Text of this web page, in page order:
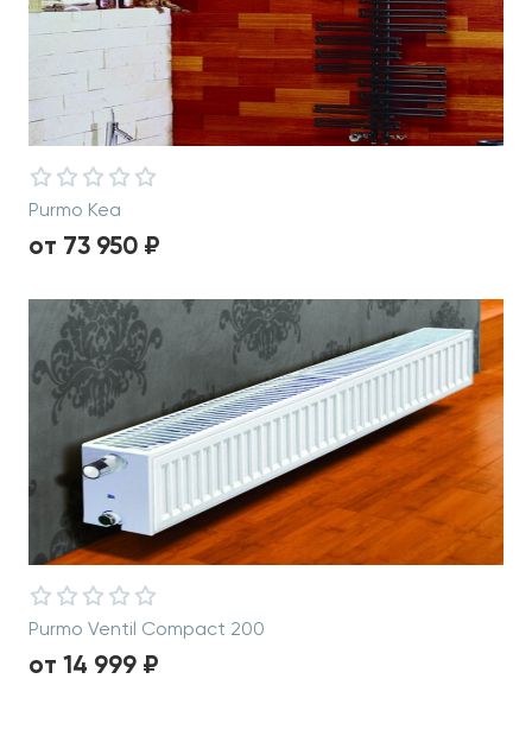
Purmo Kea
от 73 950 ₽
Purmo Ventil Compact 200
от 14 999 ₽